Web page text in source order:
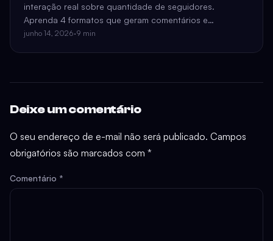
interação real sobre quantidade de seguidores.
Aprenda 4 formatos que geram comentários e
conversão para e-commerce.
junho 14, 2026·9 min
Deixe um comentário
O seu endereço de e-mail não será publicado. Campos
obrigatórios são marcados com *
Comentário *